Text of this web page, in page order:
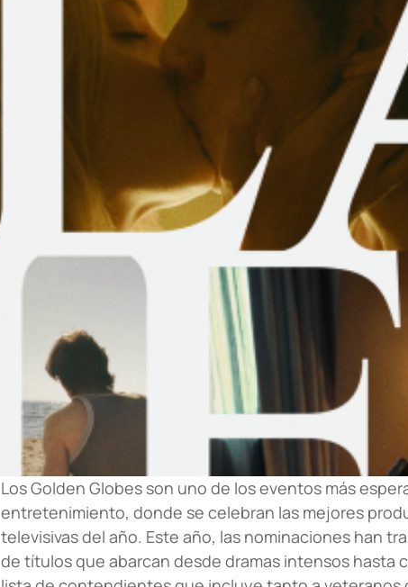
Los Golden Globes son uno de los eventos más
entretenimiento, donde se celebran las mejores
televisivas del año. Este año, las nominaciones han
de títulos que abarcan desde dramas intensos hasta